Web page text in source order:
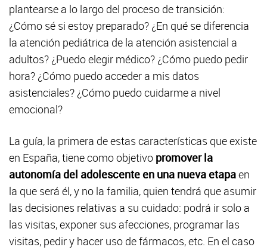
plantearse a lo largo del proceso de transición:
¿Cómo sé si estoy preparado? ¿En qué se diferencia
la atención pediátrica de la atención asistencial a
adultos? ¿Puedo elegir médico? ¿Cómo puedo pedir
hora? ¿Cómo puedo acceder a mis datos
asistenciales? ¿Cómo puedo cuidarme a nivel
emocional?
La guía, la primera de estas características que existe
en España, tiene como objetivo promover la
autonomía del adolescente en una nueva etapaen
la que será él, y no la familia, quien tendrá que asumir
las decisiones relativas a su cuidado: podrá ir solo a
las visitas, exponer sus afecciones, programar las
visitas, pedir y hacer uso de fármacos, etc. En el caso